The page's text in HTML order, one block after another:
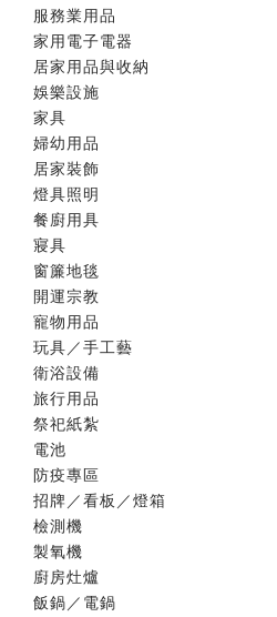
服務業用品
家用電子電器
居家用品與收納
娛樂設施
家具
婦幼用品
居家裝飾
燈具照明
餐廚用具
寢具
窗簾地毯
開運宗教
寵物用品
玩具／手工藝
衛浴設備
旅行用品
祭祀紙紮
電池
防疫專區
招牌／看板／燈箱
檢測機
製氧機
廚房灶爐
飯鍋／電鍋